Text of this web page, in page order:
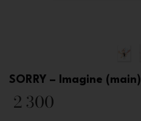
SORRY – Imagine (main)
2 300